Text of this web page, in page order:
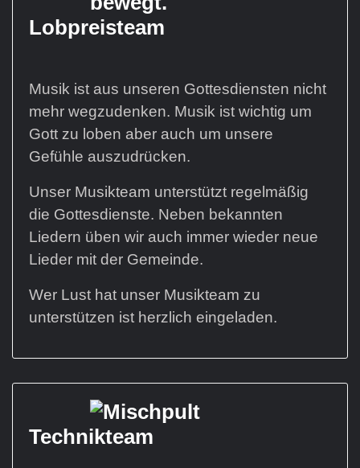
Lobpreisteam
Musik ist aus unseren Gottesdiensten nicht
mehr wegzudenken. Musik ist wichtig um
Gott zu loben aber auch um unsere
Gefühle auszudrücken.
Unser Musikteam unterstützt regelmäßig
die Gottesdienste. Neben bekannten
Liedern üben wir auch immer wieder neue
Lieder mit der Gemeinde.
Wer Lust hat unser Musikteam zu
unterstützen ist herzlich eingeladen.
Technikteam